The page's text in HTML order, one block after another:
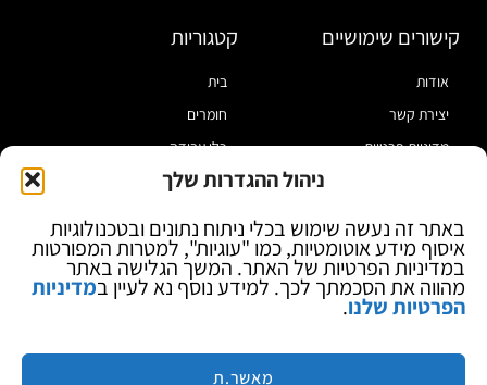
ניהול ההגדרות שלך
באתר זה נעשה שימוש בכלי ניתוח נתונים ובטכנולוגיות
איסוף מידע אוטומטיות, כמו "עוגיות", למטרות המפורטות
במדיניות הפרטיות של האתר. המשך הגלישה באתר
מהווה את הסכמתך לכך. למידע נוסף נא לעיין במדיניות
הפרטיות שלנו.
מאשר.ת
קישורים שימושיים
אודות
יצירת קשר
מדיניות פרטיות
בלוג
קטגוריות
בית
חומרים
כלי עבודה
מוצרי הלחמה
ספקי כח ומודדים
ציוד אופטי להגדלה
מותגים